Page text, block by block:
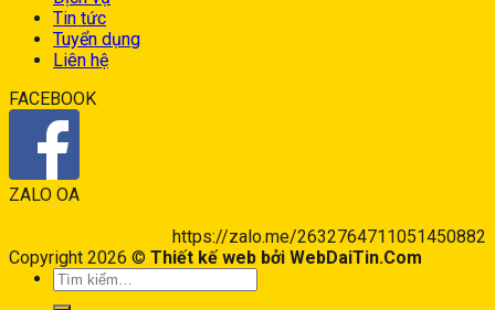
Tin tức
Tuyển dụng
Liên hệ
FACEBOOK
ZALO OA
https://zalo.me/2632764711051450882
Copyright 2026 © Thiết kế web bởi WebDaiTin.Com